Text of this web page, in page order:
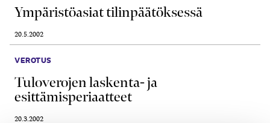
Ympäristöasiat tilinpäätöksessä
20.5.2002
VEROTUS
Tuloverojen laskenta- ja
esittämisperiaatteet
20.3.2002